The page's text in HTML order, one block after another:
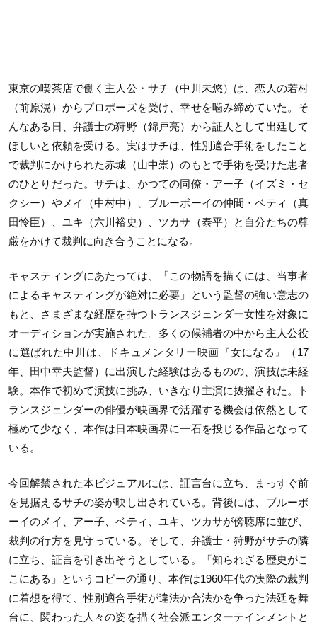
東京の喫茶店で働く主人公・サチ（中川未悠）は、恋人の若村
（前原滉）からプロポーズを受け、幸せを噛み締めていた。そ
んなある日、弁護士の狩野（錦戸亮）から証人として出廷して
ほしいと依頼を受ける。実はサチは、性別適合手術をしたこと
で裁判にかけられた赤城（山中崇）のもとで手術を受けた患者
のひとりだった。サチは、かつての同僚・アー子（イズミ・セ
クシー）やメイ（中村中）、ブルーボーイの仲間・ベティ（真
田怜臣）、ユキ（六川裕史）、ツカサ（泰平）と自分たちの尊
厳をかけて裁判に向き合うことになる。
キャスティングにあたっては、「この物語を描くには、当事者
によるキャスティングが絶対に必要」という監督の強い意志の
もと、さまざまな経歴を持つトランスジェンダー女性を対象に
オーディションが実施された。多くの候補者の中から主人公役
に選ばれた中川は、ドキュメンタリー映画『女になる』（17
年、田中幸夫監督）に出演した経験はあるものの、演技は未経
験。本作で初めて演技に挑み、いきなり主演に抜擢された。ト
ランスジェンダーの俳優が映画界で活躍する機会は依然として
極めて少なく、本作は日本映画界に一石を投じる作品となって
いる。
今回解禁された本ビジュアルには、証言台に立ち、まっすぐ前
を見据えるサチの姿が映し出されている。背後には、ブルーボ
ーイのメイ、アー子、ベティ、ユキ、ツカサが傍聴席に並び、
裁判の行方を見守っている。そして、弁護士・狩野がサチの隣
に立ち、証言を引き出そうとしている。「知られざる歴史がこ
こにある」というコピーの通り、本作は1960年代の実際の裁判
に着想を得て、性別適合手術が違法か合法かを争った法廷を舞
台に、関わった人々の姿を描く社会派エンターテインメントと